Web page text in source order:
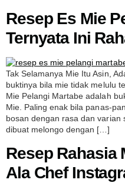
Resep Es Mie
Ternyata Ini
Tak Selamanya Mie Itu Asin,
buktinya bila mie tidak melulu
Mie Pelangi Martabe adalah
Mie. Paling enak bila panas-
bosan dengan rasa dan varian
dibuat melongo dengan […]
Resep Rahasia
Ala Chef